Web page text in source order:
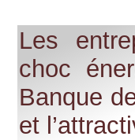
Les
choc
Banque
et